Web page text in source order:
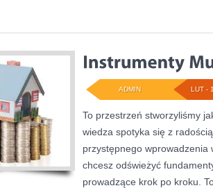
LUT -
ADMIN
To przestrzeń stworzyliśmy
wiedza spotyka się z
przystępnego wprowadzenia
chcesz odświeżyć
prowadzące krok po kroku.